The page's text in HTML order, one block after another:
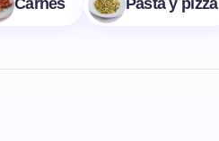
Carnes Pasta y pizza